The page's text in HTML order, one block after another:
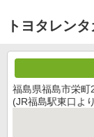
トヨタレン
福島県福島市栄町
(JR福島駅東口よ